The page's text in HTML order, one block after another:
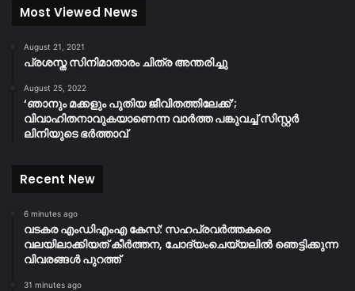
Most Viewed News
August 21, 2021
പ്രശസ്ത സിനിമാതാരം ചിത്ര അന്തരിച്ചു
August 25, 2022
‘ഞാനും മക്കളും പുതിയ ജീവിതത്തിലേക്ക്’;
വിവാഹിതനാവുകയാണെന്ന വാർത്ത പങ്കുവച്ച് സിസ്റ്റർ
ലിനിയുടെ ഭർത്താവ്
Recent New
6 minutes ago
വടകര എംഡിഎംഎ കേസ്: സഹപ്രവർത്തകരെ
വലയിലാക്കിയത് കീർത്തന, ചോദ്യംചെയ്യലിൽ ഞെട്ടിക്കുന്ന
വിവരങ്ങൾ പുറത്ത്
31 minutes ago